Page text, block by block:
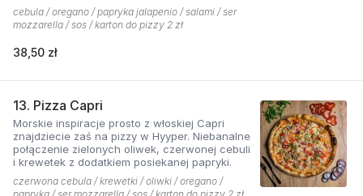
cebula / oregano / papryka jalapenio / salami / ser
mozzarella / sos / karton do pizzy 2 zł
38,50 zł
13. Pizza Capri
Morskie inspiracje prosto z włoskiej Capri
znajdziecie zaś na pizzy w Hyyper. Niebanalne
połączenie zielonych oliwek, czerwonej cebuli
i krewetek z dodatkiem posiekanej papryki.
czerwona cebula / krewetki / oliwki / oregano /